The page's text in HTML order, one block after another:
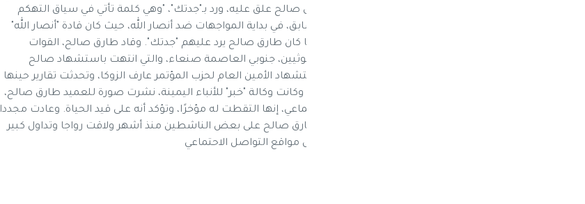
وهذه معلومات أنا مسؤول عنها". لكن طارق صالح علق عليه، ورد بـ"جدتك"، "وهي كلمة تأتي في سياق التهكم
والنفي، استخدمها أنصار الرئيس اليمني السابق، في بداية المواجهات ضد أنصار الله، حيث كان قادة "أنصار الله"
يتحدثون عن انتصارات ضد قوات صالح، بينما كان طارق صالح يرد عليهم "جدتك". وقاد طارق صالح، القوات
الموالية لعمه، في المعارك العنيفة، ضد الحوثيين، جنوبي العاصمة صنعاء، والتي انتهت باستشهاد صالح
والعشرات من الموالين له، بالإضافة إلى استشهاد الأمين العام لحزب المؤتمر عارف الزوكا، وتحدثت تقارير حينها
على أن طارق قُـتل أيضاً برصاص "أنصار الله". وكانت وكالة "خبر" للأنباء اليمينة، نشرت صورة للعميد طارق صالح،
قال عنها نشطاء، على مواقع التواصل الاجتماعي، إنها التقطت له مؤخرًا، وتؤكد أنه على قيد الحياة. وعادت مجددا
كلمة (جدتك) وهي كلمة يعلق بها العميد طارق صالح على بعض الناشطين منذ أشهر ولاقت رواجا وتداول كبير
بين الناشطين منذ مدة وعادت اليوم لتشعل مواقع التواصل الاحتماعي